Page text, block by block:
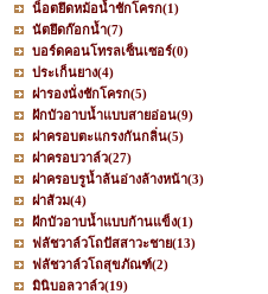
น็อตยึดหม้อน้ำชักโครก(1)
นัตยึดก๊อกน้ำ(7)
บอร์ดคอนโทรลเซ็นเซอร์(0)
ประเก็นยาง(4)
ฝารองนั่งชักโครก(5)
ฝักบัวอาบน้ำแบบสายอ่อน(9)
ฝาครอบตะแกรงกันกลิ่น(5)
ฝาครอบวาล์ว(27)
ฝาครอบรูน้ำล้นอ่างล้างหน้า(3)
ฝาส้วม(4)
ฝักบัวอาบน้ำแบบก้านแข็ง(1)
ฟลัชวาล์วโถปัสสาวะชาย(13)
ฟลัชวาล์วโถสุขภัณฑ์(2)
มินิบอลวาล์ว(19)